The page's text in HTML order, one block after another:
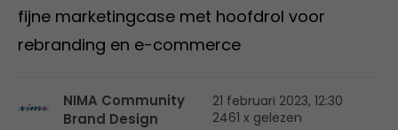
fijne marketingcase met hoofdrol voor
rebranding en e-commerce
NIMA Community
Brand Design
21 februari 2023, 12:30
2461 x gelezen